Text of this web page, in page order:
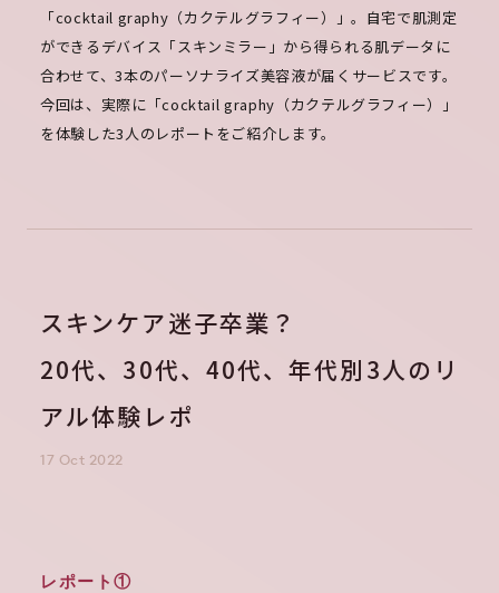
「cocktail graphy（カクテルグラフィー）」。自宅で肌測定
ができるデバイス「スキンミラー」から得られる肌データに
合わせて、3本のパーソナライズ美容液が届くサービスです。
今回は、実際に「cocktail graphy（カクテルグラフィー）」
を体験した3人のレポートをご紹介します。
スキンケア迷子卒業？
20代、30代、40代、年代別3人のリ
アル体験レポ
17 Oct 2022
レポート①